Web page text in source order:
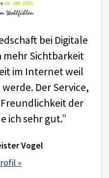
bei Digitale
mehr Sichtbarkeit
im Internet weil
Der Service,
der
ich sehr gut.”
Vogel
»